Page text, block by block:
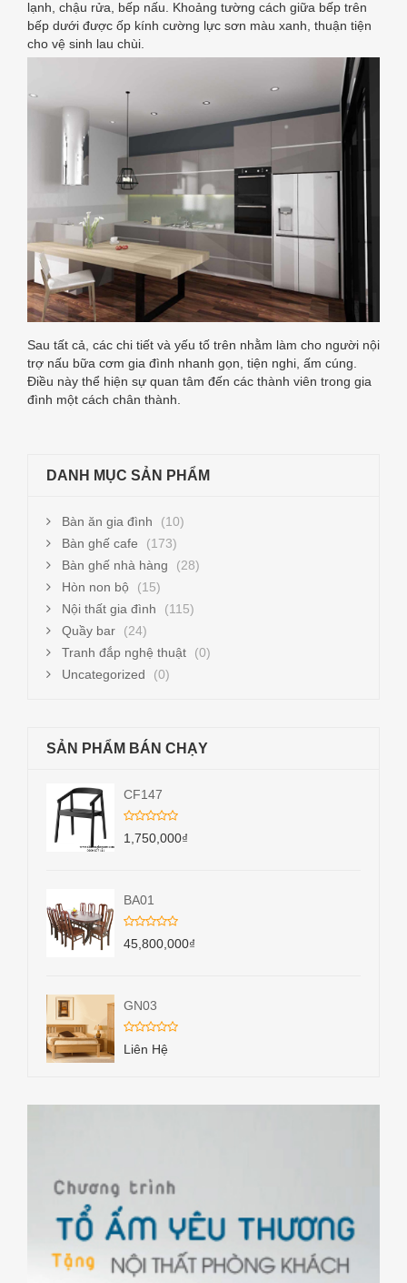
lạnh, chậu rửa, bếp nấu. Khoảng tường cách giữa bếp trên
bếp dưới được ốp kính cường lực sơn màu xanh, thuận tiện
cho vệ sinh lau chùi.
Sau tất cả, các chi tiết và yếu tố trên nhằm làm cho người nội
trợ nấu bữa cơm gia đình nhanh gọn, tiện nghi, ấm cúng.
Điều này thể hiện sự quan tâm đến các thành viên trong gia
đình một cách chân thành.
DANH MỤC SẢN PHẨM
Bàn ăn gia đình
(10)
Bàn ghế cafe
(173)
Bàn ghế nhà hàng
(28)
Hòn non bộ
(15)
Nội thất gia đình
(115)
Quầy bar
(24)
Tranh đắp nghệ thuật
(0)
Uncategorized
(0)
SẢN PHẨM BÁN CHẠY
CF147
1,750,000₫
BA01
45,800,000₫
GN03
Liên Hệ